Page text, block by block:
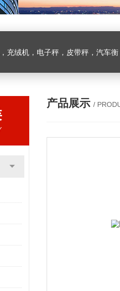
充绒机，电子秤，皮带秤，汽车
产品展示 /